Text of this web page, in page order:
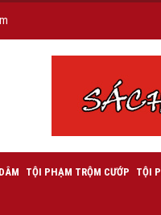
TỘI PHẠM TRỘM CƯỚP TỘI